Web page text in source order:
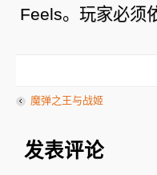
Feels。玩家必须
魔弹之王与战姬
发表评论